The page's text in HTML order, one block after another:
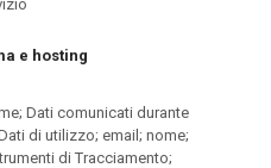
e hosting
Dati comunicati durante
di utilizzo; email; nome;
di Tracciamento;